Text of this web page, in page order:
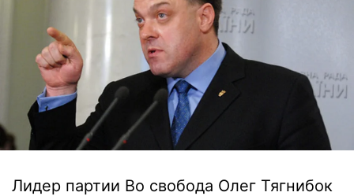
Лидер партии Во свобода Олег Тягнибок